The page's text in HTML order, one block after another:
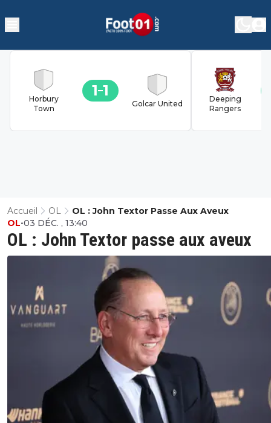
Horbury
Town
1 1
Golcar United
Deeping
Rangers
Accueil OL OL : John Textor Passe Aux Aveux
OL : John Textor passe aux aveux
OL•03 DÉC. , 13:40